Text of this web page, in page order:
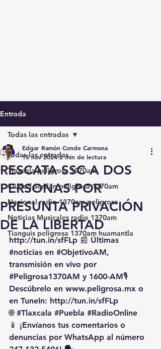
Entrada
Todas las entradas
Tlaxcala peligrosa 1370am
Ciudad Serdán peligrosa 1370am
Nacional radio 1370am peligrosa
Noticias Musicales radio 1370am
Tianguis peligrosa 1370am huamantla
Todas las entradas
RESCATA SSC A DOS
PERSONAS POR
PRESUNTA PRIVACIÓN
DE LA LIBERTAD
Edgar Ramón Conde Carmona
15 nov 2024 2 min de lectura
http://tun.in/sfFLp 📰 Últimas
#noticias en #ObjetivoAM,
transmisión en vivo por
#Peligrosa1370AM y 1600-AM🎙️
Descúbrelo en www.peligrosa.mx o
en TuneIn: http://tun.in/sfFLp
🌐 #Tlaxcala #Puebla #RadioOnline
📱 ¡Envíanos tus comentarios o
denuncias por WhatsApp al número